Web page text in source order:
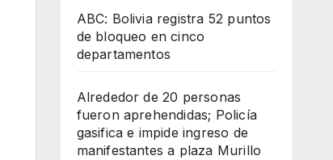
ABC: Bolivia registra 52 puntos
de bloqueo en cinco
departamentos
Alrededor de 20 personas
fueron aprehendidas; Policía
gasifica e impide ingreso de
manifestantes a plaza Murillo